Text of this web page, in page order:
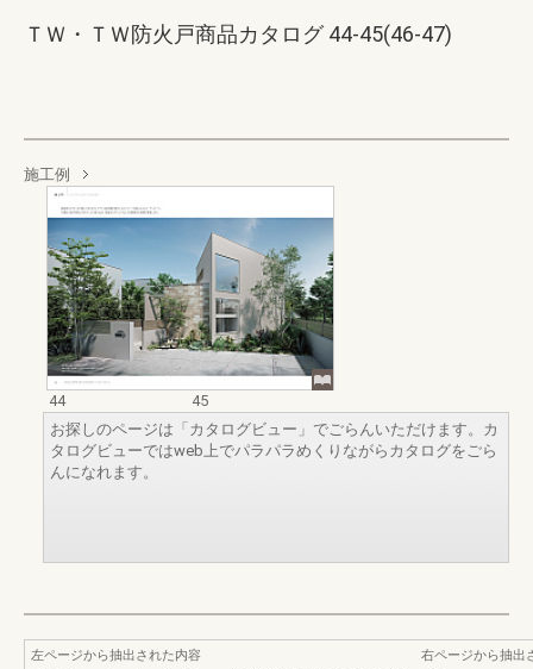
ＴＷ・ＴＷ防火戸商品カタログ 44-45(46-47)
施工例
44
45
お探しのページは「カタログビュー」でごらんいただけます。カ
タログビューではweb上でパラパラめくりながらカタログをごら
んになれます。
左ページから抽出された内容
右ページから抽出